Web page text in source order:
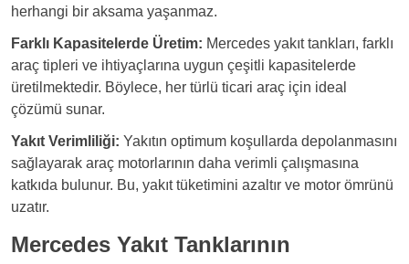
herhangi bir aksama yaşanmaz.
Farklı Kapasitelerde Üretim: Mercedes yakıt tankları, farklı
araç tipleri ve ihtiyaçlarına uygun çeşitli kapasitelerde
üretilmektedir. Böylece, her türlü ticari araç için ideal
çözümü sunar.
Yakıt Verimliliği: Yakıtın optimum koşullarda depolanmasını
sağlayarak araç motorlarının daha verimli çalışmasına
katkıda bulunur. Bu, yakıt tüketimini azaltır ve motor ömrünü
uzatır.
Mercedes Yakıt Tanklarının